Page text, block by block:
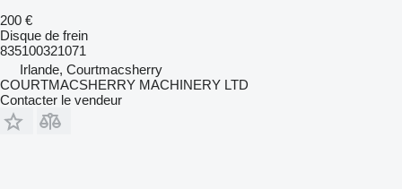
200 €
Disque de frein
835100321071
Irlande, Courtmacsherry
COURTMACSHERRY MACHINERY LTD
Contacter le vendeur